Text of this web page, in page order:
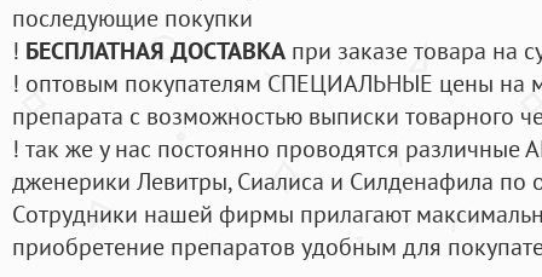
последующие покупки
! БЕСПЛАТНАЯ ДОСТАВКА при заказе товара на
! оптовым покупателям СПЕЦИАЛЬНЫЕ цены на
препарата с возможностью выписки товарного
! так же у нас постоянно проводятся
дженерики Левитры, Сиалиса и Силденафила по
Cотрудники нашей фирмы прилагают
приобретение препаратов удобным для